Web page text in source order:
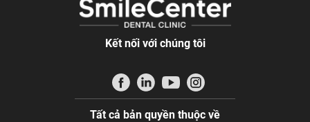
Kết nối với chúng tôi
Tất cả bản quyền thuộc về